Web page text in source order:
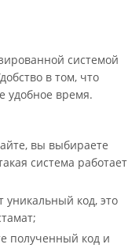
системой
в том, что
удобное время.
вы выбираете
система работает
код, это
полученный код и